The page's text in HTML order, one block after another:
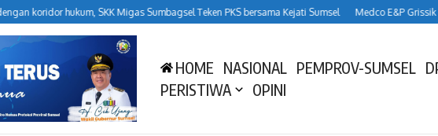
hukum, SKK Migas Sumbagsel Teken PKS bersama Kejati Sumsel Medco E&P Grissik
HOME NASIONAL PEMPROV-SUMSEL
PERISTIWA
OPINI